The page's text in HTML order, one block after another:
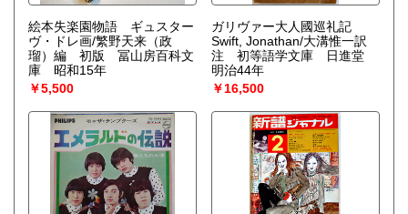
絵本失楽園物語 ギュスター
ヴ・ドレ画/繁野天来（政
瑠）編 初版 冨山房百科文
庫 昭和15年
￥5,500
ガリヴァー大人國巡礼記
Swift, Jonathan/大溝惟一訳
注 初等語学文庫 日進堂
明治44年
￥16,500